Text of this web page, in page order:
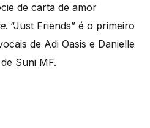
de carta de amor
. “Just Friends” é o primeiro
de Adi Oasis e Danielle
Suni MF.